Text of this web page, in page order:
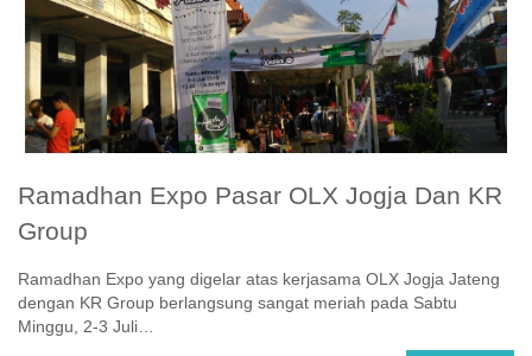
Ramadhan Expo Pasar OLX Jogja Dan KR
Group
Ramadhan Expo yang digelar atas kerjasama OLX Jogja Jateng
dengan KR Group berlangsung sangat meriah pada Sabtu
Minggu, 2-3 Juli…